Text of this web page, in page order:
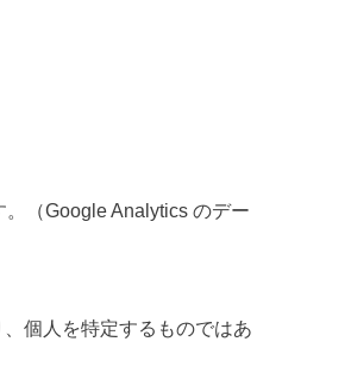
（Google Analytics のデー
個人を特定するものではあ